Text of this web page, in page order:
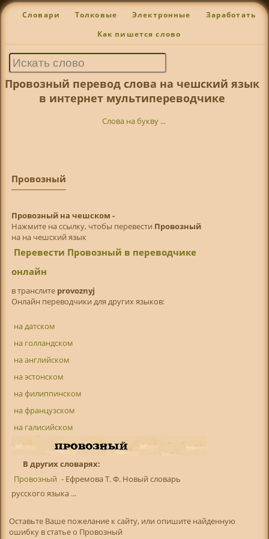
Словари Толковые Электронные Заработать
Как пишется слово
Провозный перевод слова на чешский язык
в интернет мультипереводчике
Слова на букву ...
Провозный
Провозный на чешском -
Нажмите на ссылку, чтобы перевести Провозный
на на чешский язык
Перевести Провозный в переводчике
онлайн
в транслитe provoznyj
Онлайн переводчики для других языков:
на датском
на голландском
на английском
на эстонском
на филиппинском
на французском
на галисийском
В других словарях:
Провозный - Ефремова Т. Ф. Новый словарь
русского языка ...
Оставьте Ваше пожелание к сайту, или опишите найденную
ошибку в статье о Провозный